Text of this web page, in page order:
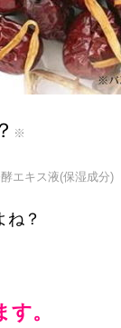
※
エキス液(保湿成分)
ね？
。